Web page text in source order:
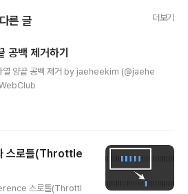
른 글 더보기
공백 제거하기
양끝 공백 제거 by jaeheekim (@jaehe
스로틀(Throttle
스로틀(Throttl